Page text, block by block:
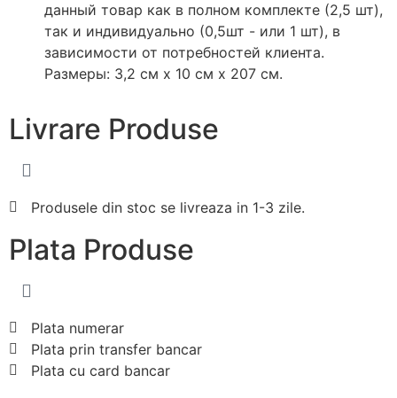
данный товар как в полном комплекте (2,5 шт),
так и индивидуально (0,5шт - или 1 шт), в
зависимости от потребностей клиента.
Размеры: 3,2 см х 10 см х 207 см.
Plata Produse
Plata numerar
Plata prin transfer bancar
Plata cu card bancar
Livrare Produse
Produsele din stoc se livreaza in 1-3 zile.